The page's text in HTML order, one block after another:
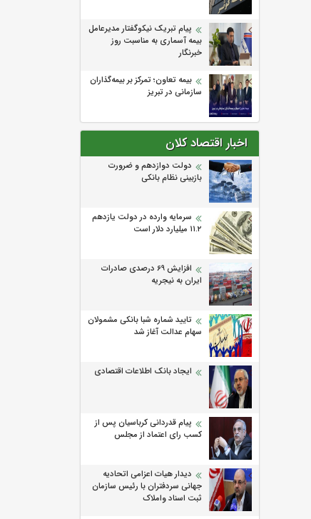
پیام تبریک نیکوگفتار مدیرعامل
بیمه آسماری به مناسبت روز
خبرنگار
بیمه تعاون؛ تمرکز بر بیمه‌گذاران
سازمانی در تبریز
اخبار اقتصاد کلان
دولت دوازدهم و ضرورت
بازبینی نظام بانکی
سرمایه وارده در دولت یازدهم
۱۱.۲ میلیارد دلار است
افزایش 69 درصدی صادرات
ایران به نیجریه
تایید شماره شبا بانکی مشمولان
سهام عدالت آغاز شد
ایجاد بانک اطلاعات اقتصادی
پیام قدردانی کرباسیان پس از
کسب رای اعتماد از مجلس
دیدار هیات اعزامی اتحادیه
جهانی سردفتران با رئیس سازمان
ثبت اسناد واملاک